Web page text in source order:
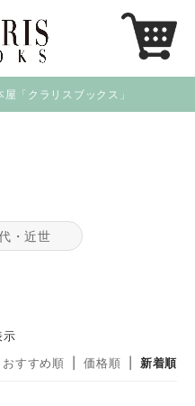
「クラリスブックス」
・近世
おすすめ順
価格順 新着順